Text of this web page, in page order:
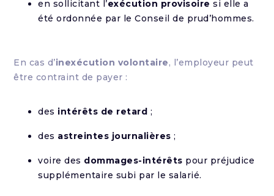
en sollicitant l’exécution provisoire si elle a
été ordonnée par le Conseil de prud’hommes.
En cas d’inexécution volontaire, l’employeur peut
être contraint de payer :
des intérêts de retard ;
des astreintes journalières ;
voire des dommages-intérêts pour préjudice
supplémentaire subi par le salarié.